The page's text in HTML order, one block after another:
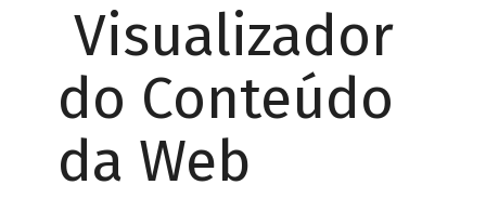
Visualizador
do Conteúdo
da Web